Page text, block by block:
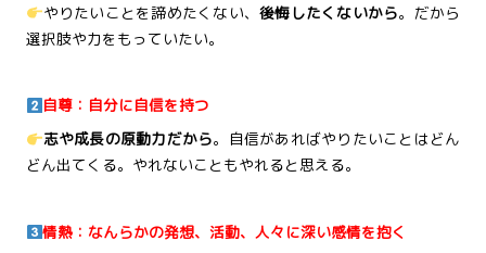
やりたいことを諦めたくない、後悔したくないから。だから
選択肢や力をもっていたい。
自尊：自分に自信を持つ
志や成長の原動力だから。自信があればやりたいことはどん
どん出てくる。やれないこともやれると思える。
情熱：なんらかの発想、活動、人々に深い感情を抱く